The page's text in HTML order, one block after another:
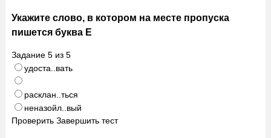
Укажите слово, в котором на месте пропуска
пишется буква Е
Задание 5из 5
удоста..вать
расклан..ться
неназойл..вый
Проверить Завершить тест